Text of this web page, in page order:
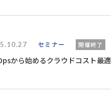
セミナー 開催終了
から始めるクラウドコスト最